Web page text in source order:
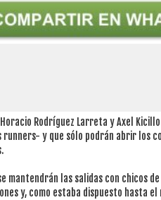
Rodríguez Larreta y Axel
y que sólo podrán abrir los
mantendrán las salidas con chicos
y, como estaba dispuesto hasta el